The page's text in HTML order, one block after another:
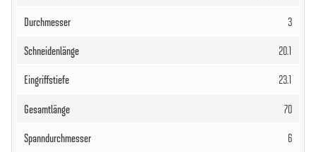
3
20.1
23.1
70
6